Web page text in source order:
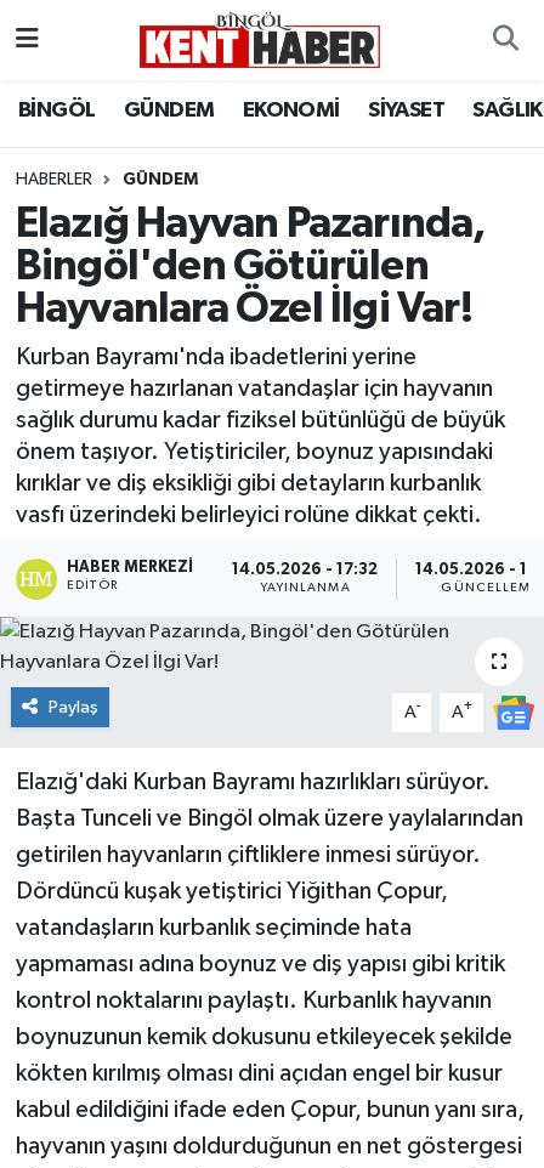
BİNGÖL GÜNDEM EKONOMİ SİYASET SAĞLIK
HABERLER GÜNDEM
Elazığ Hayvan Pazarında,
Bingöl'den Götürülen
Hayvanlara Özel İlgi Var!
Kurban Bayramı'nda ibadetlerini yerine
getirmeye hazırlanan vatandaşlar için hayvanın
sağlık durumu kadar fiziksel bütünlüğü de büyük
önem taşıyor. Yetiştiriciler, boynuz yapısındaki
kırıklar ve diş eksikliği gibi detayların kurbanlık
vasfı üzerindeki belirleyici rolüne dikkat çekti.
HABER MERKEZI
EDITÖR
14.05.2026 - 17:32
YAYINLANMA
14.05.2026 -
GÜNCELLEME
Paylaş A- A+
Elazığ'daki Kurban Bayramı hazırlıkları sürüyor.
Başta Tunceli ve Bingöl olmak üzere yaylalarından
getirilen hayvanların çiftliklere inmesi sürüyor.
Dördüncü kuşak yetiştirici Yiğithan Çopur,
vatandaşların kurbanlık seçiminde hata
yapmaması adına boynuz ve diş yapısı gibi kritik
kontrol noktalarını paylaştı. Kurbanlık hayvanın
boynuzunun kemik dokusunu etkileyecek şekilde
kökten kırılmış olması dini açıdan engel bir kusur
kabul edildiğini ifade eden Çopur, bunun yanı sıra,
hayvanın yaşını doldurduğunun en net göstergesi
BİLİM-TEKNOLOJİ
DÜNYA
EĞİTİM
GENÇ
GÜNDEM
KARLIOVA
KİĞI
MERKEZ
RESMİ İLANLAR
SAĞLIK
SOLHAN
SPOR
YEDİSU
Bingöl Hava Durumu
Bingöl Namaz Vakitleri
Bingöl Trafik Yoğunluk Haritası
Tüm Manşetler
Son Dakika Haberleri
Haber Arşivi